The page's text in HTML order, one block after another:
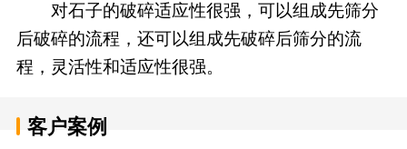
对石子的破碎适应性很强，可以组成先筛分
后破碎的流程，还可以组成先破碎后筛分的流
程，灵活性和适应性很强。
客户案例